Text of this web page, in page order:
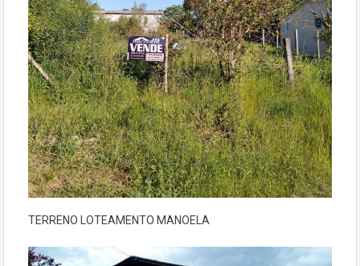
TERRENO LOTEAMENTO MANOELA